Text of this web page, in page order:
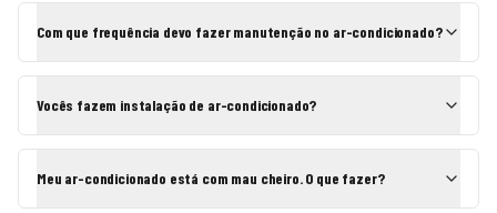
Com que frequência devo fazer manutenção no ar-condicionado?
Vocês fazem instalação de ar-condicionado?
Meu ar-condicionado está com mau cheiro. O que fazer?